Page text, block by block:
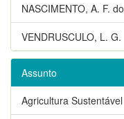
NASCIMENTO, A. F. do
VENDRUSCULO, L. G.
Assunto
Agricultura Sustentável